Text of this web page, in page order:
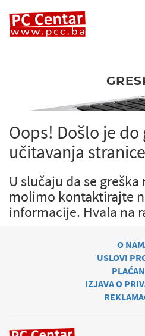
Oops! Došlo je
učitavanja
U slučaju da se
molimo kontaktirajte
informacije. Hvala na
O
USLOVI
IZJAVA O